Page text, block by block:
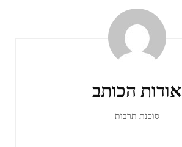
אודות הכותב
סוכנת תרבות